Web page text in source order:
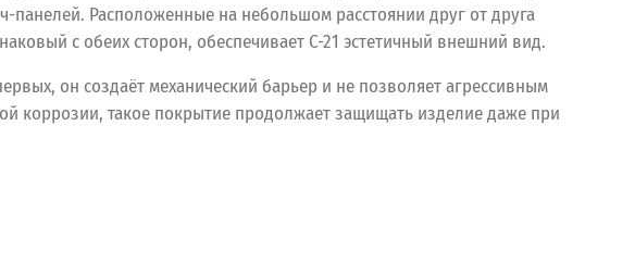
Расположенные на небольшом расстоянии друг от друга
с обеих сторон, обеспечивает С-21 эстетичный внешний вид.
он создаёт механический барьер и не позволяет агрессивным
коррозии, такое покрытие продолжает защищать изделие даже при